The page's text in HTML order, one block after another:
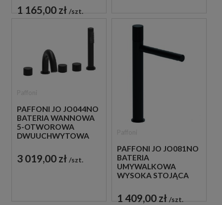
CHROM
1 165,00 zł szt.
PAFFONI JO JO044NO
BATERIA WANNOWA
5-OTWOROWA
DWUUCHWYTOWA
3 019,00 zł szt.
PAFFONI JO JO081NO
BATERIA
UMYWALKOWA
WYSOKA STOJĄCA
CZARNA
1 409,00 zł szt.